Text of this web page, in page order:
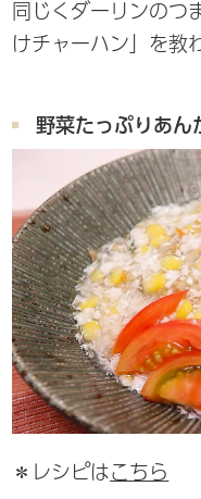
同じくダーリンのつ
けチャーハン」を教
野菜たっぷりあん
＊レシピはこちら